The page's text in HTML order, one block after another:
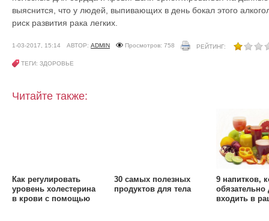
выяснится, что у людей, выпивающих в день бокал этого
риск развития рака легких.
1-03-2017, 15:14 АВТОР: ADMIN Просмотров: 758 РЕЙТИНГ:
ТЕГИ: ЗДОРОВЬЕ
Читайте также:
Как регулировать
уровень холестерина
в крови с помощью
30 самых полезных
продуктов для тела
9 напитков,
входить в